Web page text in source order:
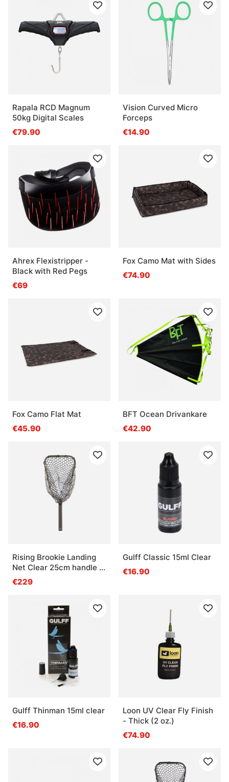
Rapala RCD Magnum
50kg Digital Scales
€79.90
Vision Curved Micro
Forceps
€14.90
Ahrex Flexistripper -
Black with Red Pegs
€69
Fox Camo Mat with Sides
€74.90
Fox Camo Flat Mat
€45.90
BFT Ocean Drivankare
€42.90
Rising Brookie Landing
Net Clear 25cm handle -
Moss
€229
Gulff Classic 15ml Clear
€16.90
Gulff Thinman 15ml clear
€16.90
Loon UV Clear Fly Finish
- Thick (2 oz.)
€74.90